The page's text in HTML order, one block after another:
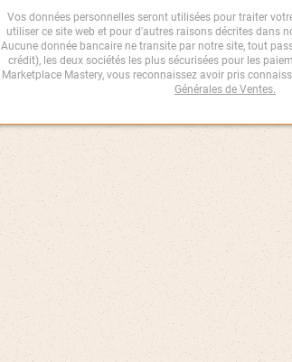
Vos données personnelles seront utilisées pour traiter
utiliser ce site web et pour d'autres raisons décrites dans
Aucune donnée bancaire ne transite par notre site, tout
crédit), les deux sociétés les plus sécurisées pour les
Marketplace Mastery, vous reconnaissez avoir pris
Générales de Ventes.